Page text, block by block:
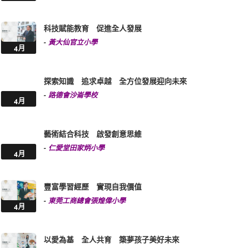
4月
科技賦能教育 促進全人發展
- 黃大仙官立小學
4月
探索知識 追求卓越 全方位發展迎向未來
- 路德會沙崙學校
4月
藝術結合科技 啟發創意思維
- 仁愛堂田家炳小學
4月
豐富學習經歷 實現自我價值
- 東莞工商總會張煌偉小學
以愛為基 全人共育 築夢孩子美好未來